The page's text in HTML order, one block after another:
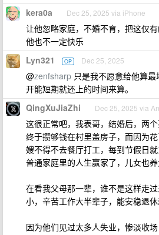
kera0a Dec 25, 2025 via iPhone
让他忽略家庭，不婚不育，把这仅有
他也不一定快乐
Lyn321 OP Dec 25, 2025
@zenfsharp 只是我不愿意给他算
开能短期就还上的时间来算。
QingXuJiaZhi Dec 25, 2025 via
这很正常吧，我表哥，结婚后，两
终于攒够钱在村里盖房子，而因为
嫂不得不去餐厅打工，每到节假日
普通家庭里的人生赢家了，儿女也养
在看我父母那一辈，谁不是这样走
小，辛苦工作大半辈子，能安稳退休
因为他们见过太多人失业，惨淡收